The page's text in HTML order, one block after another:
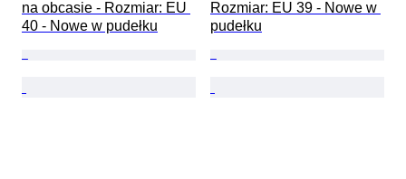
na obcasie - Rozmiar: EU
40 - Nowe w pudełku
Rozmiar: EU 39 - Nowe w
pudełku